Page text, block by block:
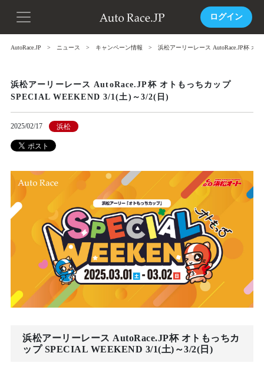
ログイン
AutoRace.JP ニュース キャンペーン情報 浜松アーリーレース AutoRace.JP杯 オ
浜松アーリーレース AutoRace.JP杯 オトもっちカップ
SPECIAL WEEKEND 3/1(土)～3/2(日)
2025/02/17 浜松
浜松アーリーレース AutoRace.JP杯 オトもっちカ
ップ SPECIAL WEEKEND 3/1(土)～3/2(日)